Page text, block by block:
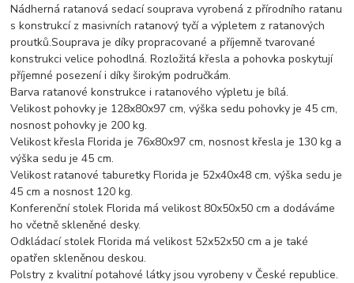
Nádherná ratanová sedací souprava vyrobená z přírodního ratanu
s konstrukcí z masivních ratanový tyčí a výpletem z ratanových
proutků.Souprava je díky propracované a příjemně tvarované
konstrukci velice pohodlná. Rozložitá křesla a pohovka poskytují
příjemné posezení i díky širokým područkám.
Barva ratanové konstrukce i ratanového výpletu je bílá.
Velikost pohovky je 128x80x97 cm, výška sedu pohovky je 45 cm,
nosnost pohovky je 200 kg.
Velikost křesla Florida je 76x80x97 cm, nosnost křesla je 130 kg a
výška sedu je 45 cm.
Velikost ratanové taburetky Florida je 52x40x48 cm, výška sedu je
45 cm a nosnost 120 kg.
Konferenční stolek Florida má velikost 80x50x50 cm a dodáváme
ho včetně skleněné desky.
Odkládací stolek Florida má velikost 52x52x50 cm a je také
opatřen skleněnou deskou.
Polstry z kvalitní potahové látky jsou vyrobeny v České republice.